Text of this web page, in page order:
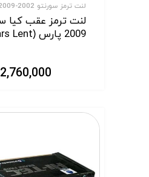
لنت ترمز سورنتو 2002-2009 (BL)
2009 پارس (Pars Lent)
2,760,000